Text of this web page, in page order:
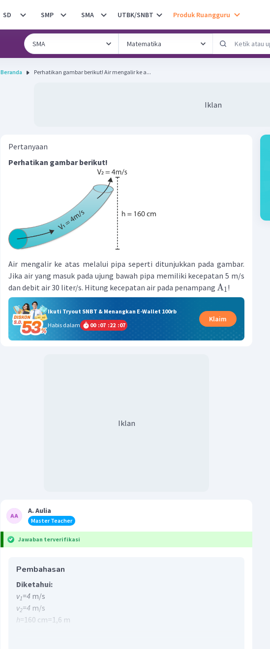
SD SMP SMA UTBK/SNBT Produk Ruangguru
Beranda Perhatikan gambar berikut! Air mengalir ke a...
Iklan
Pertanyaan
Perhatikan gambar berikut!
Air mengalir ke atas melalui pipa seperti ditunjukkan pada gambar.
Jika air yang masuk pada ujung bawah pipa memiliki kecepatan 5 m/s
dan debit air 30 liter/s. Hitung kecepatan air pada penampang A1!
Ikuti Tryout SNBT & Menangkan E-Wallet 100rb
Habis dalam
00 :07 :22 :06
Klaim
Iklan
A. Aulia
Master Teacher
Jawaban terverifikasi
Pembahasan
Diketahui:
v1=4 m/s
v2=4 m/s
h=160 cm=1,6 m